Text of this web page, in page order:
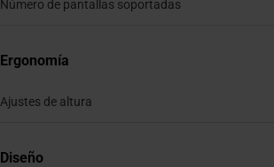
Número de pantallas soportadas
Ergonomía
Ajustes de altura
Diseño